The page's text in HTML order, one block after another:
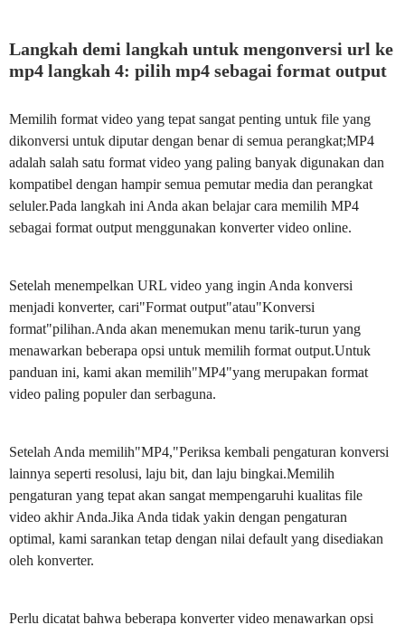
Langkah demi langkah untuk mengonversi url ke
mp4 langkah 4: pilih mp4 sebagai format output
Memilih format video yang tepat sangat penting untuk file yang
dikonversi untuk diputar dengan benar di semua perangkat;MP4
adalah salah satu format video yang paling banyak digunakan dan
kompatibel dengan hampir semua pemutar media dan perangkat
seluler.Pada langkah ini Anda akan belajar cara memilih MP4
sebagai format output menggunakan konverter video online.
Setelah menempelkan URL video yang ingin Anda konversi
menjadi konverter, cari"Format output"atau"Konversi
format"pilihan.Anda akan menemukan menu tarik-turun yang
menawarkan beberapa opsi untuk memilih format output.Untuk
panduan ini, kami akan memilih"MP4"yang merupakan format
video paling populer dan serbaguna.
Setelah Anda memilih"MP4,"Periksa kembali pengaturan konversi
lainnya seperti resolusi, laju bit, dan laju bingkai.Memilih
pengaturan yang tepat akan sangat mempengaruhi kualitas file
video akhir Anda.Jika Anda tidak yakin dengan pengaturan
optimal, kami sarankan tetap dengan nilai default yang disediakan
oleh konverter.
Perlu dicatat bahwa beberapa konverter video menawarkan opsi